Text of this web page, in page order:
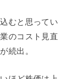
むと思ってい
のコスト見直
続出。